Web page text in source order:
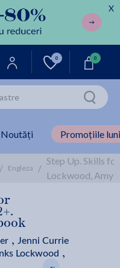
X
0 0
Noutăți Promoțiile
/ Engleza /
Step Up. Skills
Lockwood, Amy
, Jenni Currie
Lockwood ,